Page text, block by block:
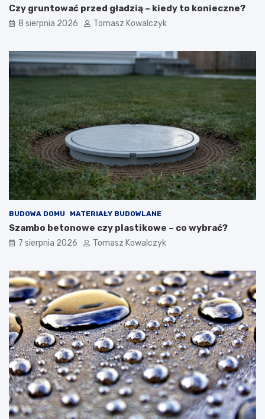
Czy gruntować przed gładzią – kiedy to konieczne?
8 sierpnia 2026 Tomasz Kowalczyk
BUDOWA DOMU MATERIAŁY BUDOWLANE
Szambo betonowe czy plastikowe – co wybrać?
7 sierpnia 2026 Tomasz Kowalczyk